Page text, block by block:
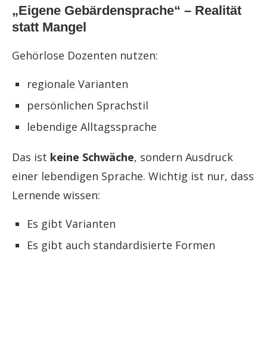
„Eigene Gebärdensprache“ – Realität
statt Mangel
Gehörlose Dozenten nutzen:
regionale Varianten
persönlichen Sprachstil
lebendige Alltagssprache
Das ist keine Schwäche, sondern Ausdruck
einer lebendigen Sprache. Wichtig ist nur, dass
Lernende wissen:
Es gibt Varianten
Es gibt auch standardisierte Formen